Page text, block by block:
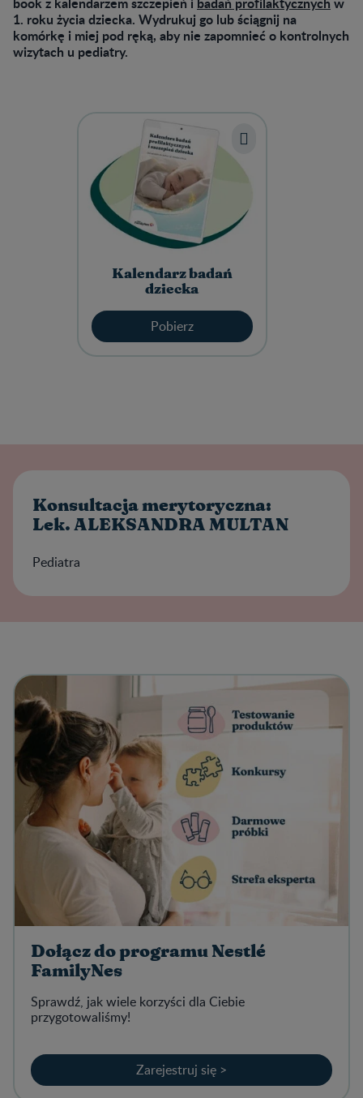
1. roku życia dziecka. Wydrukuj go lub ściągnij na
komórkę i miej pod ręką, aby nie zapomnieć o kontrolnych
wizytach u pediatry.
Kalendarz badań
dziecka
Pobierz
Konsultacja merytoryczna:
Lek. ALEKSANDRA MULTAN
Pediatra
Dołącz do programu Nestlé
FamilyNes
Sprawdź, jak wiele korzyści dla Ciebie
przygotowaliśmy!
Zarejestruj się >